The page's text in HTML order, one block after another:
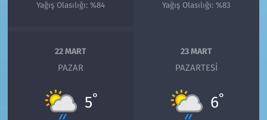
Yağış Olasılığı: %84
Yağış Olasılığı: %83
22 MART
PAZAR
5°
23 MART
PAZARTESI
6°